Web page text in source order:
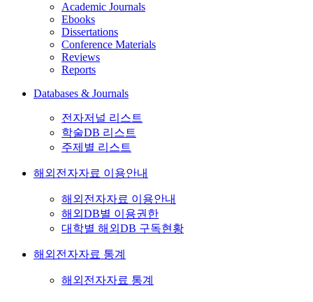
Academic Journals
Ebooks
Dissertations
Conference Materials
Reviews
Reports
Databases & Journals
전자저널 리스트
학술DB 리스트
주제별 리스트
해외전자자료 이용안내
해외전자자료 이용안내
해외DB별 이용권한
대학별 해외DB 구독현황
해외전자자료 통계
해외전자자료 통계